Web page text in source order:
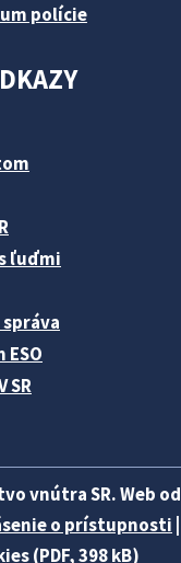
polície
ľuďmi
SR
vnútra SR. Web od
o prístupnosti
(PDF, 398 kB)